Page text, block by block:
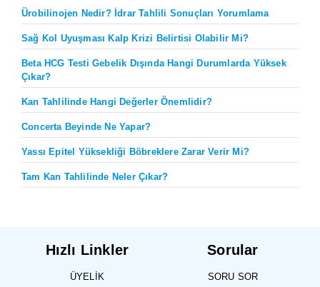
Ürobilinojen Nedir? İdrar Tahlili Sonuçları Yorumlama
Sağ Kol Uyuşması Kalp Krizi Belirtisi Olabilir Mi?
Beta HCG Testi Gebelik Dışında Hangi Durumlarda Yüksek
Çıkar?
Kan Tahlilinde Hangi Değerler Önemlidir?
Concerta Beyinde Ne Yapar?
Yassı Epitel Yüksekliği Böbreklere Zarar Verir Mi?
Tam Kan Tahlilinde Neler Çıkar?
Hızlı Linkler
ÜYELIK
Sorular
SORU SOR